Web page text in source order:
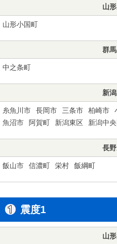
山
山形小国町
群
中之条町
新
糸魚川市 長岡市 三条市 柏崎市
魚沼市
阿賀町 新潟東区 新潟中
長
飯山市 信濃町 栄村 飯綱町
震度1
山